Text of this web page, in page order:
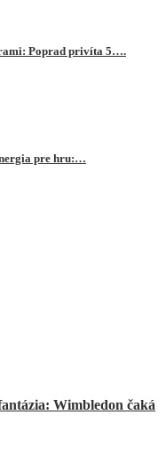
Poprad privíta 5….
pre hru:…
Wimbledon čaká